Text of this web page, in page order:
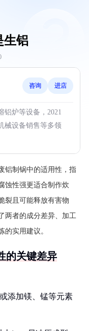
生铝
咨询 进店
铝炉等设备，2021
械设备销售等多领
铝制锅中的适用性，指
蚀性强更适合制作炊
裂且可能释放有害物
两者的成分差异、加工
的实用建议。
的关键差异
添加镁、锰等元素